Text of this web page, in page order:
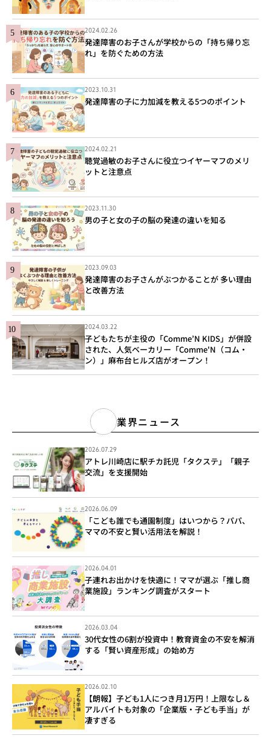
2024.02.26
発達障害のお子さんが学校からの「持ち帰り忘
れ」を防ぐための方法
2023.10.31
発達障害の子に力加減を教える5つのポイント
2024.02.21
聴覚過敏のお子さんに役立つイヤーマフのメリ
ットと注意点
2023.11.30
男の子と女の子の脳の発達の違いを知る
2023.09.03
発達障害のお子さんがぶつかることが 多い理由
と改善方法
2024.03.22
子どもたちが主役の「Comme’N KIDS」が併設
された、人気ベーカリー「Comme'N（コム・
ン）」麻布台ヒルズ店がオープン！
業界ニュース
2026.07.29
アトレ川崎店に駅チカ託児「タクステ」「親子
交流」を支援開始
2026.06.09
「こども誰でも通園制度」はいつから？パパ、
ママの不安と賢い活用法を解説！
2026.04.01
子連れお出かけを快適に！ママが選ぶ「推し商
業施設」ランキング調査がスタート
2026.03.04
30代女性の6割が投資中！教育資金の不安を解消
する「賢い資産形成」の始め方
2026.02.10
【朗報】子ども1人につき月1万円！上限なし＆
アルバイトも対象の「企業版・子ども手当」が
凄すぎる